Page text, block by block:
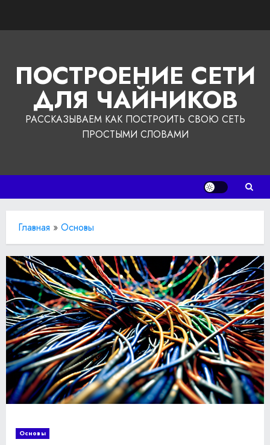
ПОСТРОЕНИЕ СЕТИ
ДЛЯ ЧАЙНИКОВ
РАССКАЗЫВАЕМ КАК ПОСТРОИТЬ СВОЮ СЕТЬ
ПРОСТЫМИ СЛОВАМИ
Главная » Основы
Основы